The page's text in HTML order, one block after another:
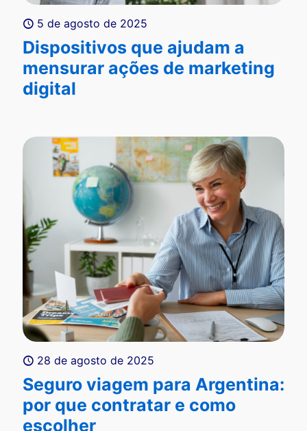
5 de agosto de 2025
Dispositivos que ajudam a
mensurar ações de marketing
digital
28 de agosto de 2025
Seguro viagem para Argentina:
por que contratar e como
escolher